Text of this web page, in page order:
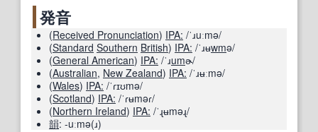
発音
(Received Pronunciation) IPA: /ˈɹuːmə/
(Standard Southern British) IPA: /ˈɹʉwmə/
(General American) IPA: /ˈɹumɚ/
(Australian, New Zealand) IPA: /ˈɹʉːmə/
(Wales) IPA: /ˈɾɪʊmə/
(Scotland) IPA: /ˈɾʉməɾ/
(Northern Ireland) IPA: /ˈɻʉməɻ/
韻: -uːmə(ɹ)